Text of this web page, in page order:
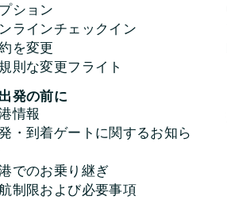
ション
ラインチェックイン
を変更
則な変更フライト
発の前に
情報
・到着ゲートに関するお知ら
でのお乗り継ぎ
制限および必要事項